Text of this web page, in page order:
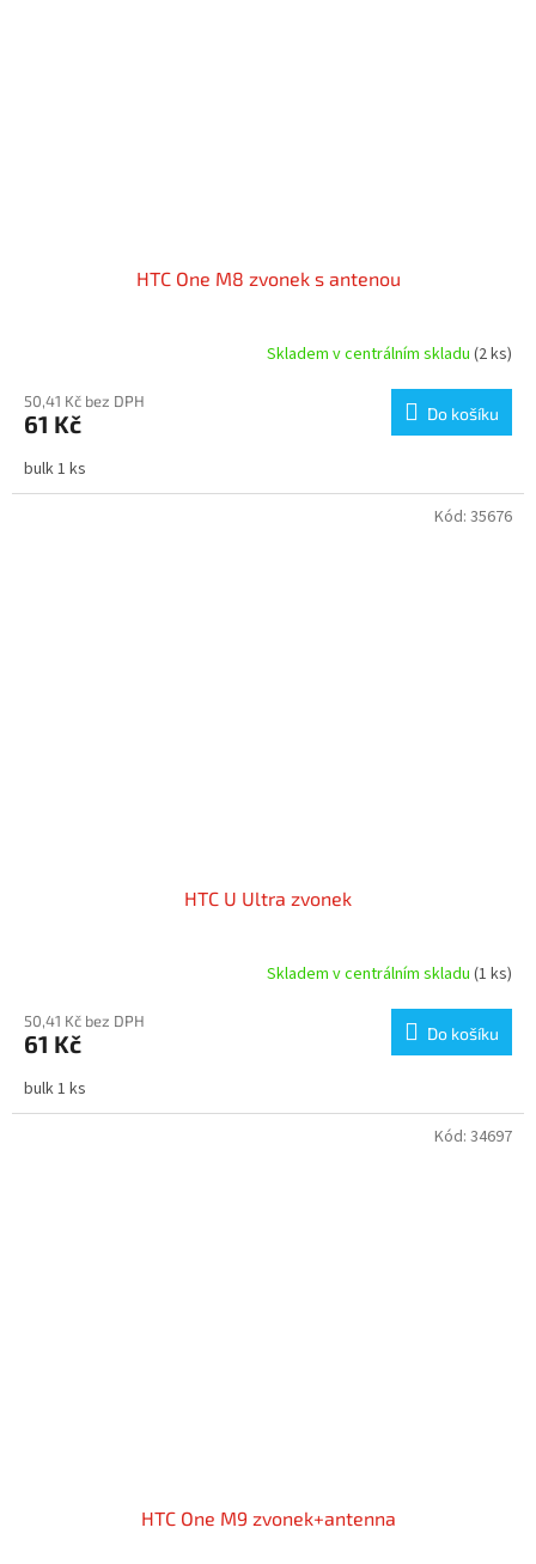
HTC One M8 zvonek s antenou
Skladem v centrálním skladu (2 ks)
50,41 Kč bez DPH
61 Kč Do košíku
bulk 1 ks
HTC U Ultra zvonek
Skladem v centrálním skladu (1 ks)
50,41 Kč bez DPH
61 Kč Do košíku
bulk 1 ks
Kód: 35676
HTC One M9 zvonek+antenna
Kód: 34697